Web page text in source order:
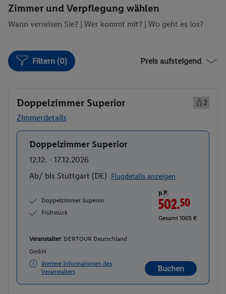
Zimmer und Verpflegung wählen
Wann verreisen Sie? | Wer kommt mit? | Wo geht es los?
Filtern (0) Preis aufsteigend
Doppelzimmer Superior
2
Zimmerdetails
Buchen
Doppelzimmer Superior
12.12. - 17.12.2026
Ab/ bis Stuttgart (DE) Flugdetails anzeigen
Doppelzimmer Superior
Frühstück
p.P.
502.50
Gesamt 1005 €
Veranstalter: DERTOUR Deutschland
GmbH
Weitere Informationen des
Veranstalters
Buchen